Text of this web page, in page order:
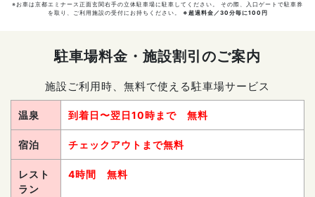
※お車は京都エミナース正面玄関右手の立体駐車場に駐車してください。 その際、入口ゲートで駐車券
を取り、ご利用施設の受付にお持ちください。 ※超過料金／30分毎に100円
駐車場料金・施設割引のご案内
施設ご利用時、無料で使える駐車場サービス
温泉 到着日〜翌日10時まで 無料
宿泊 チェックアウトまで無料
レスト
ラン
4時間 無料